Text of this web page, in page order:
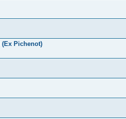
(Ex Pichenot)